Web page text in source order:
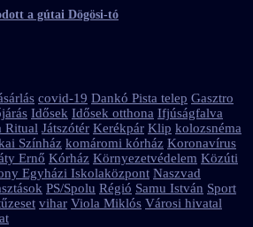
a gútai Dögösi-tó
covid-19 Dankó Pista telep Gasztro
Idősek Idősek otthona Ifjúságfalva
Ritual Játszótér Kerékpár Klip kolozsnéma
Színház komáromi kórház Koronavírus
Ernő Kórház Környezetvédelem Közúti
Egyházi Iskolaközpont Naszvad
PS/Spolu Régió Samu István Sport
vihar Viola Miklós Városi hivatal